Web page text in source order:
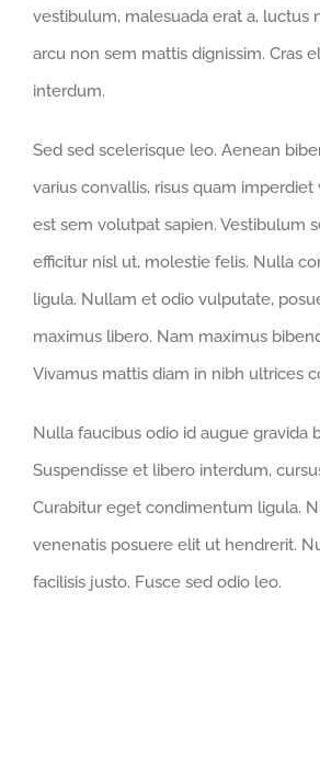
vestibulum, malesuada erat a, luctus
arcu non sem mattis dignissim. Cras
interdum.
Sed sed scelerisque leo. Aenean
varius convallis, risus quam imperdiet
est sem volutpat sapien. Vestibulum
efficitur nisl ut, molestie felis. Nulla
ligula. Nullam et odio vulputate,
maximus libero. Nam maximus
Vivamus mattis diam in nibh ultrices
Nulla faucibus odio id augue gravida
Suspendisse et libero interdum,
Curabitur eget condimentum ligula.
venenatis posuere elit ut hendrerit.
facilisis justo. Fusce sed odio leo.